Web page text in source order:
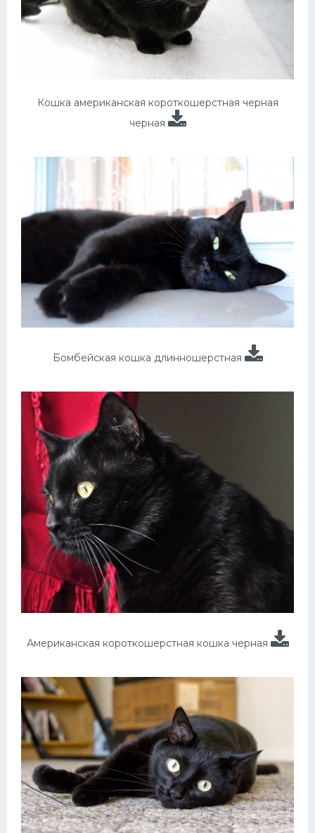
Кошка американская короткошерстная черная
черная
Бомбейская кошка длинношерстная
Американская короткошерстная кошка черная